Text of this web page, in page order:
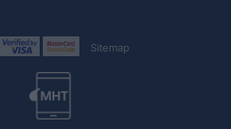
Sitemap